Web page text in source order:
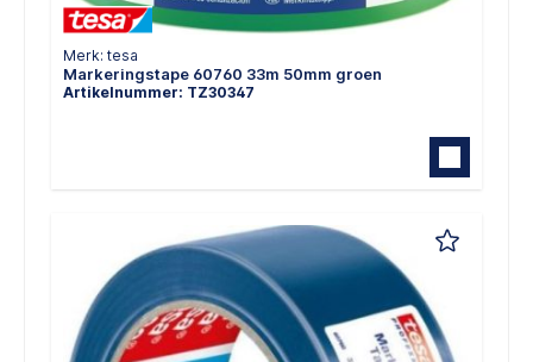
Merk: tesa
Markeringstape 60760 33m 50mm groen
Artikelnummer: TZ30347